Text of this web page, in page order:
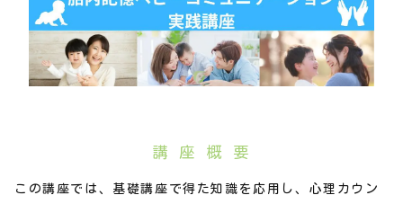
講 座 概 要
この講座では、基礎講座で得た知識を応用し、心理カウン